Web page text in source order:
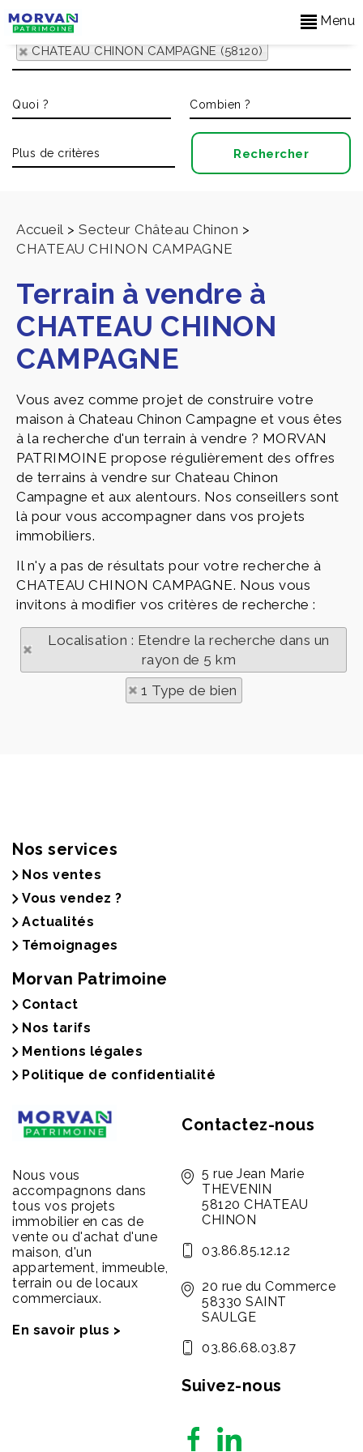
Menu
CHATEAU CHINON CAMPAGNE (58120)
Accueil > Secteur Château Chinon >
CHATEAU CHINON CAMPAGNE
Terrain à vendre à
CHATEAU CHINON
CAMPAGNE
Vous avez comme projet de construire votre
maison à Chateau Chinon Campagne et vous êtes
à la recherche d'un terrain à vendre ? MORVAN
PATRIMOINE propose régulièrement des offres
de terrains à vendre sur Chateau Chinon
Campagne et aux alentours. Nos conseillers sont
là pour vous accompagner dans vos projets
immobiliers.
Il n'y a pas de résultats pour votre recherche à
CHATEAU CHINON CAMPAGNE. Nous vous
invitons à modifier vos critères de recherche :
Localisation : Etendre la recherche dans un
rayon de 5 km
1 Type de bien
Nos services
Nos ventes
Vous vendez ?
Actualités
Témoignages
Morvan Patrimoine
Contact
Nos tarifs
Mentions légales
Politique de confidentialité
Nous vous
accompagnons dans
tous vos projets
immobilier en cas de
vente ou d'achat d'une
maison, d'un
appartement, immeuble,
terrain ou de locaux
commerciaux.
En savoir plus >
Contactez-nous
5 rue Jean Marie
THEVENIN
58120 CHATEAU
CHINON
03.86.85.12.12
20 rue du Commerce
58330 SAINT
SAULGE
03.86.68.03.87
Suivez-nous